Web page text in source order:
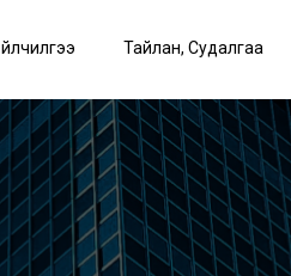
Үйлчилгээ Тайлан, Судалгаа